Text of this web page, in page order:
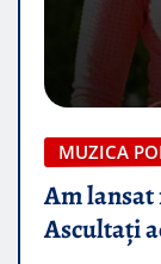
MUZICA
Am lansat
Ascultați